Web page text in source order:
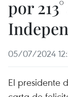
por
05/07/2024
El presidente